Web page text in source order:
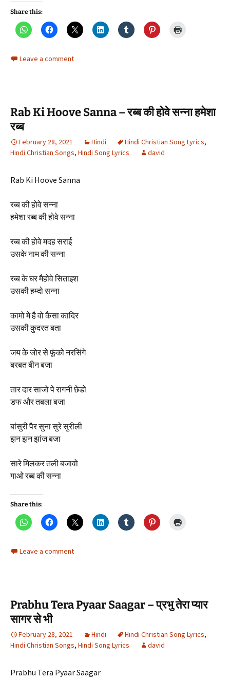
Share this:
Leave a comment
Rab Ki Hoove Sanna – रब्ब की होवे सन्ना हमेशा
रब्ब
February 28, 2021 Hindi Hindi Christian Song Lyrics,
Hindi Christian Songs, Hindi Song Lyrics david
Rab Ki Hoove Sanna
रब्ब की होवे सन्ना
हमेशा रब्ब की होवे सन्ना
रब्ब की होवे मदह सराई
उसके नाम की सन्ना
रब्ब के घर मैहोवे सिताइश
उसकी हम्दो सन्ना
कामो मे है वो कैसा कादिर
उसकी कुदरत बता
जय के जोर से फूंको नरसिंगे
बरबत बीन बजा
तार दार साजो पे रागनी छेडो
डफ और तबला बजा
बांसुरी पैर सुना सुरे सुरीली
झन झन झांज बजा
सारे मिलकर तली बजावो
गाओ रब्ब की सन्ना
Share this:
Leave a comment
Prabhu Tera Pyaar Saagar – प्रभु तेरा प्यार
सागर से भी
February 28, 2021 Hindi Hindi Christian Song Lyrics,
Hindi Christian Songs, Hindi Song Lyrics david
Prabhu Tera Pyaar Saagar